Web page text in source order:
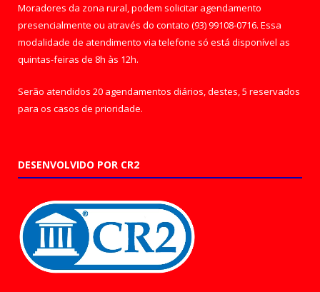
Moradores da zona rural, podem solicitar agendamento
presencialmente ou através do contato (93) 99108-0716. Essa
modalidade de atendimento via telefone só está disponível as
quintas-feiras de 8h às 12h.
Serão atendidos 20 agendamentos diários, destes, 5 reservados
para os casos de prioridade.
DESENVOLVIDO POR CR2